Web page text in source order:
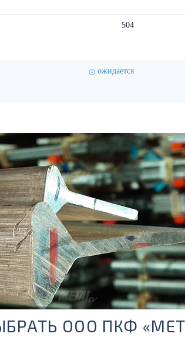
504
ожидается
ООО ПКФ